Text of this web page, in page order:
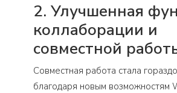
2. Улучшенная
коллаборации и
совместной
Совместная работа стала
благодаря новым возможностям